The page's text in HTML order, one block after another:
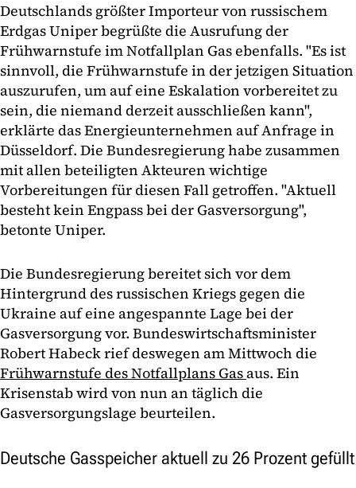
Deutschlands größter Importeur von russischem
Erdgas Uniper begrüßte die Ausrufung der
Frühwarnstufe im Notfallplan Gas ebenfalls. "Es ist
sinnvoll, die Frühwarnstufe in der jetzigen Situation
auszurufen, um auf eine Eskalation vorbereitet zu
sein, die niemand derzeit ausschließen kann",
erklärte das Energieunternehmen auf Anfrage in
Düsseldorf. Die Bundesregierung habe zusammen
mit allen beteiligten Akteuren wichtige
Vorbereitungen für diesen Fall getroffen. "Aktuell
besteht kein Engpass bei der Gasversorgung",
betonte Uniper.
Die Bundesregierung bereitet sich vor dem
Hintergrund des russischen Kriegs gegen die
Ukraine auf eine angespannte Lage bei der
Gasversorgung vor. Bundeswirtschaftsminister
Robert Habeck rief deswegen am Mittwoch die
Frühwarnstufe des Notfallplans Gasaus. Ein
Krisenstab wird von nun an täglich die
Gasversorgungslage beurteilen.
Deutsche Gasspeicher aktuell zu 26 Prozent gefüllt